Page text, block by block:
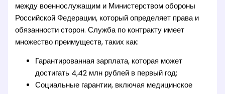
между военнослужащим и Министерством обороны
Российской Федерации, который определяет права и
обязанности сторон. Служба по контракту имеет
множество преимуществ, таких как:
Гарантированная зарплата, которая может
достигать 4,42 млн рублей в первый год;
Социальные гарантии, включая медицинское